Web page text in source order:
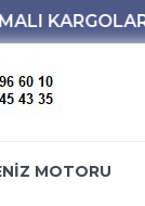
MOTORU